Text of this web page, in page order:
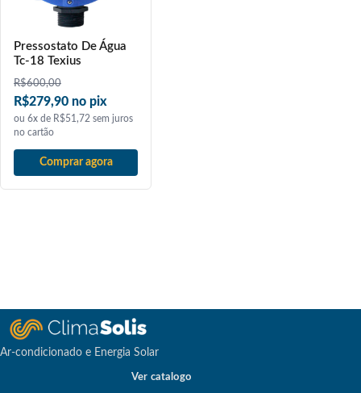
Pressostato De Água
Tc-18 Texius
R$600,00
R$279,90 no pix
ou 6x de R$51,72 sem juros
no cartão
Comprar agora
Ar-condicionado e Energia Solar
Ver catalogo